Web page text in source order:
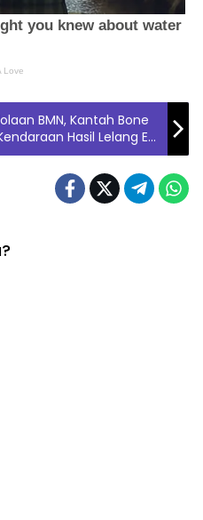
BMN, Kantah Bone
Hasil Lelang E-